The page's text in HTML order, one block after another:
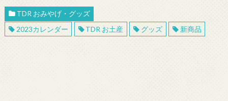
TDR おみやげ・グッズ
2023カレンダー
TDR お土産 グッズ 新商品